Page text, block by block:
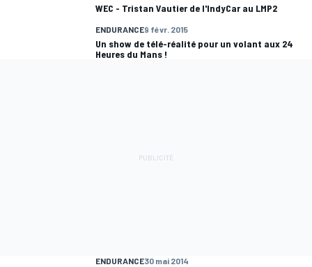
WEC - Tristan Vautier de l'IndyCar au LMP2
ENDURANCE9 févr. 2015
Un show de télé-réalité pour un volant aux 24
Heures du Mans !
ENDURANCE30 mai 2014